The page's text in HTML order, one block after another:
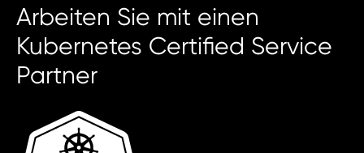
Arbeiten Sie mit einen
Kubernetes Certified Service
Partner